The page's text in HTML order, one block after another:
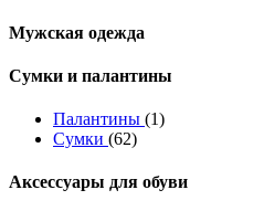
Мужская одежда
Сумки и палантины
Палантины (1)
Сумки (62)
Аксессуары для обуви